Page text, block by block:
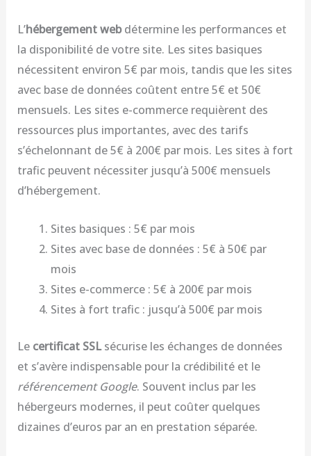
L’hébergement webdétermine les performances et
la disponibilité de votre site. Les sites basiques
nécessitent environ 5€ par mois, tandis que les sites
avec base de données coûtent entre 5€ et 50€
mensuels. Les sites e-commerce requièrent des
ressources plus importantes, avec des tarifs
s’échelonnant de 5€ à 200€ par mois. Les sites à fort
trafic peuvent nécessiter jusqu’à 500€ mensuels
d’hébergement.
Sites basiques : 5€ par mois
Sites avec base de données : 5€ à 50€ par
mois
Sites e-commerce : 5€ à 200€ par mois
Sites à fort trafic : jusqu’à 500€ par mois
Le certificat SSLsécurise les échanges de données
et s’avère indispensable pour la crédibilité et le
référencement Google. Souvent inclus par les
hébergeurs modernes, il peut coûter quelques
dizaines d’euros par an en prestation séparée.